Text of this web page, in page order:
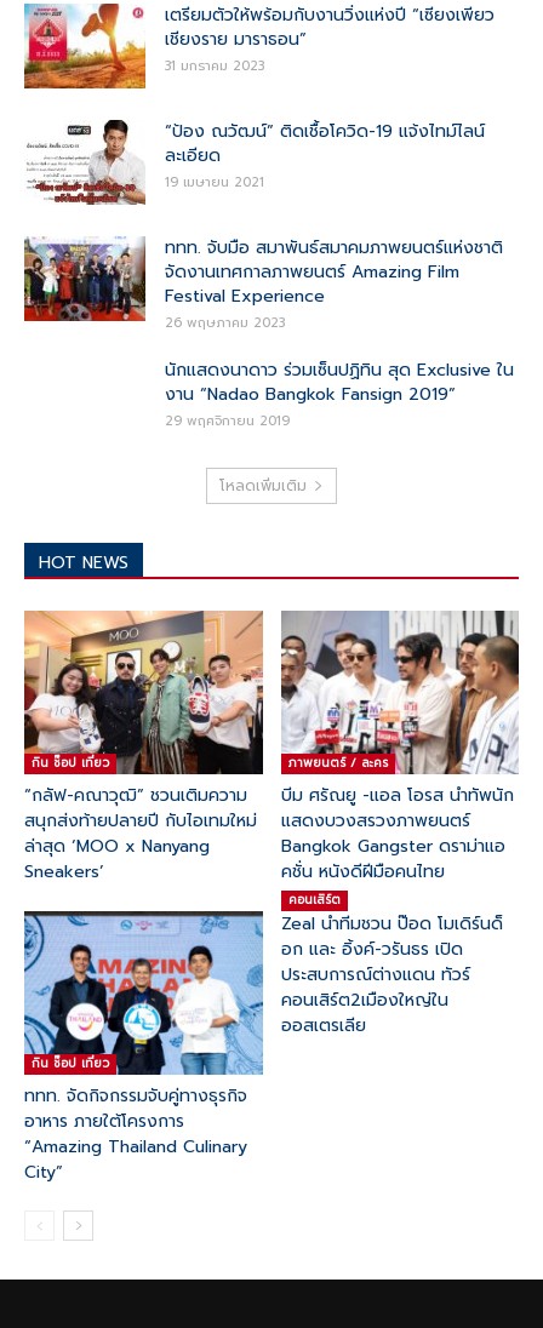
เตรียมตัวให้พร้อมกับงานวิ่งแห่งปี “เซียงเพียว
เชียงราย มาราธอน”
31 มกราคม 2023
“ป้อง ณวัฒน์” ติดเชื้อโควิด-19 แจ้งไทม์ไลน์
ละเอียด
19 เมษายน 2021
ททท. จับมือ สมาพันธ์สมาคมภาพยนตร์แห่งชาติ
จัดงานเทศกาลภาพยนตร์ Amazing Film
Festival Experience
26 พฤษภาคม 2023
นักแสดงนาดาว ร่วมเซ็นปฏิทิน สุด Exclusive ใน
งาน “Nadao Bangkok Fansign 2019”
29 พฤศจิกายน 2019
โหลดเพิ่มเติม
HOT NEWS
กิน ช๊อป เที่ยว
“กลัฟ-คณาวุฒิ” ชวนเติมความ
สนุกส่งท้ายปลายปี กับไอเทมใหม่
ล่าสุด ‘MOO x Nanyang
Sneakers’
ภาพยนตร์ / ละคร
บีม ศรัณยู -แอล โอรส นำทัพนัก
แสดงบวงสรวงภาพยนตร์
Bangkok Gangster ดราม่าแอ
คชั่น หนังดีฝีมือคนไทย
กิน ช๊อป เที่ยว
ททท. จัดกิจกรรมจับคู่ทางธุรกิจ
อาหาร ภายใต้โครงการ
“Amazing Thailand Culinary
City”
คอนเสิร์ต
Zeal นำทีมชวน ป๊อด โมเดิร์นด็
อก และ อิ้งค์-วรันธร เปิด
ประสบการณ์ต่างแดน ทัวร์
คอนเสิร์ต2เมืองใหญ่ใน
ออสเตรเลีย